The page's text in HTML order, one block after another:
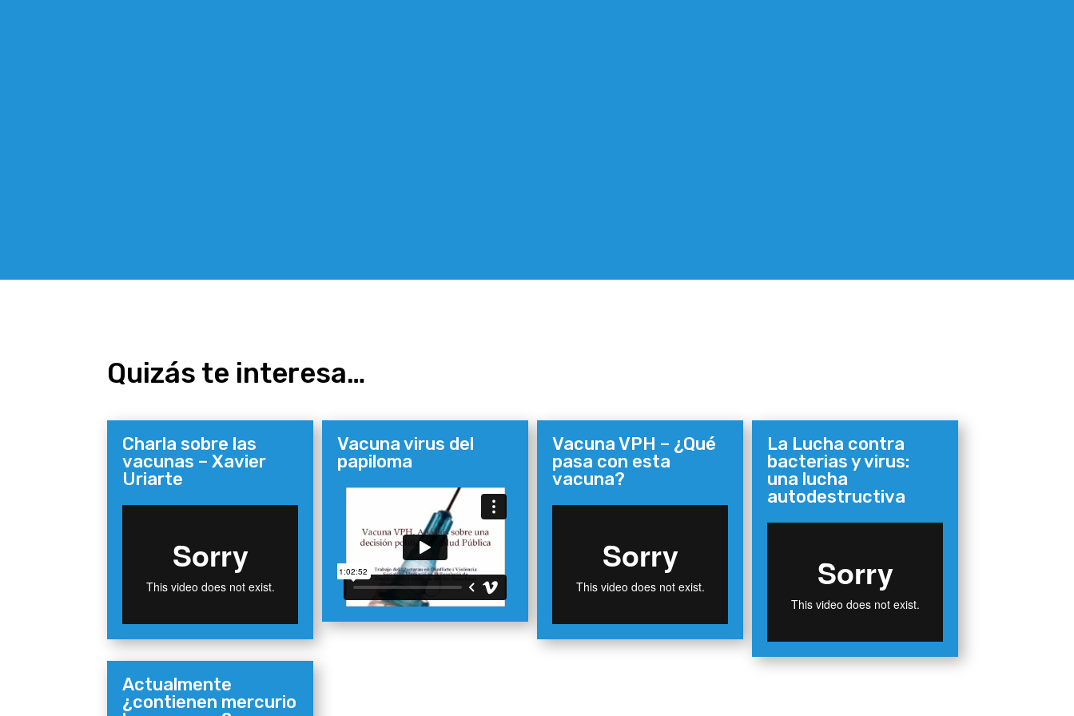
Quizás te interesa…
Charla sobre las
vacunas – Xavier
Uriarte
Actualmente
¿contienen mercurio
Vacuna virus del
papiloma
Vacuna VPH – ¿Qué
pasa con esta
vacuna?
La Lucha contra
bacterias y virus:
una lucha
autodestructiva